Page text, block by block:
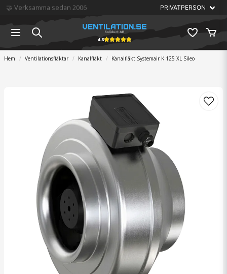
🏆 Störst på ventilation
4.8
Hem Ventilationsfläktar Kanalfläkt Kanalfläkt Systemair K 125 XL Sileo